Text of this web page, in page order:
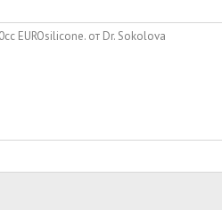
EUROsilicone. от Dr. Sokolova